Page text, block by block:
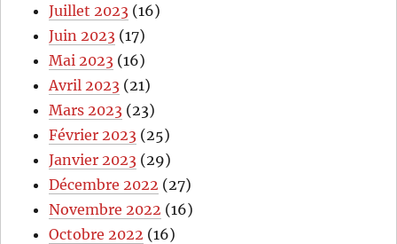
Juillet 2023 (16)
Juin 2023 (17)
Mai 2023 (16)
Avril 2023 (21)
Mars 2023 (23)
Février 2023 (25)
Janvier 2023 (29)
Décembre 2022 (27)
Novembre 2022 (16)
Octobre 2022 (16)